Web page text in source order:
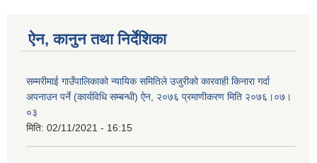
ऐन, कानुन तथा निर्देशिका
सम्मरीमाई गाउँपालिकाको न्यायिक समितिले उजुरीको कारवाही किनारा गर्दा
अपनाउन पर्ने (कार्यविधि सम्बन्धी) ऐन, २०७६ प्रमाणीकरण मिति २०७६।०७।
०३
मिति: 02/11/2021 - 16:15